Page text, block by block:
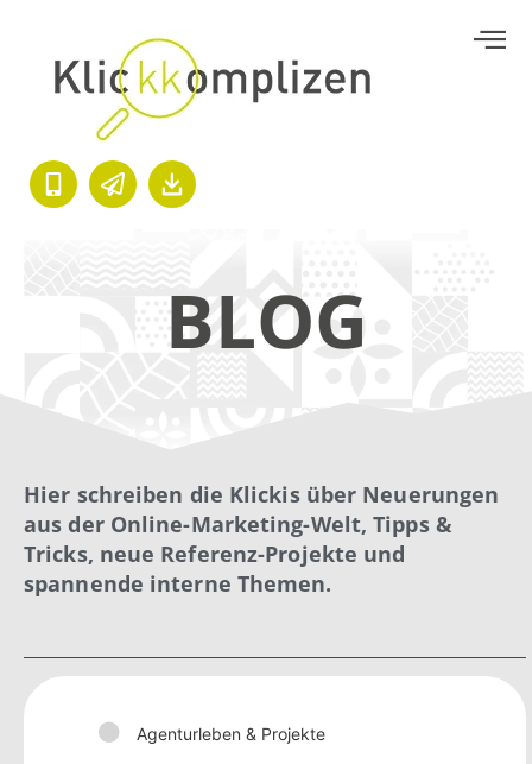
BLOG
Hier schreiben die Klickis über Neuerungen
aus der Online-Marketing-Welt, Tipps &
Tricks, neue Referenz-Projekte und
spannende interne Themen.
Agenturleben & Projekte